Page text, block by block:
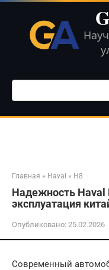
Перейти
контенту
Поиск:
Главная » Haval » H8
Надежность Haval
эксплуатация
Опубликовано: 25.02.2026
Современный